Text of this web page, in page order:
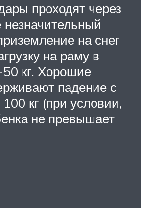
проходят через
незначительный
на снег
на раму в
кг. Хорошие
падение с
100 кг (при условии,
не превышает